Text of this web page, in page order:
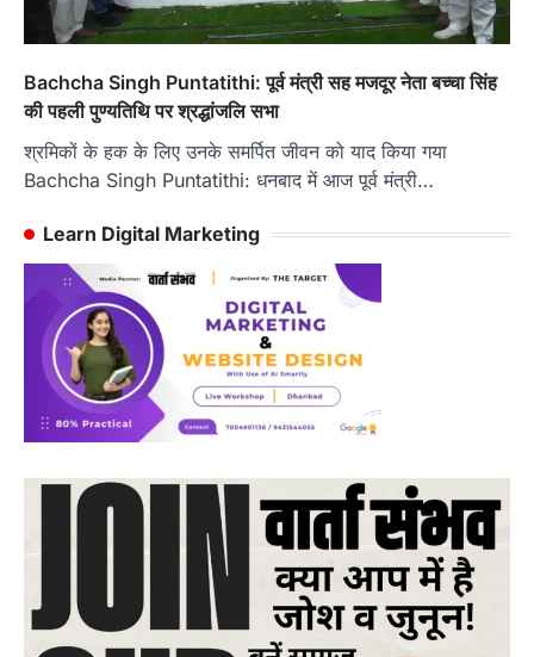
Bachcha Singh Puntatithi: पूर्व मंत्री सह मजदूर नेता बच्चा सिंह
की पहली पुण्यतिथि पर श्रद्धांजलि सभा
श्रमिकों के हक के लिए उनके समर्पित जीवन को याद किया गया
Bachcha Singh Puntatithi: धनबाद में आज पूर्व मंत्री…
Learn Digital Marketing